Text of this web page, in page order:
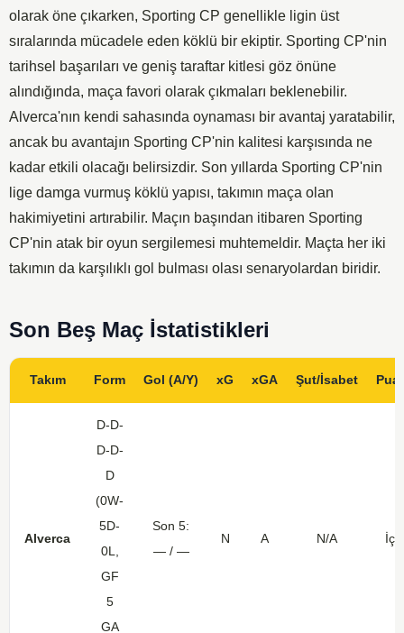
olarak öne çıkarken, Sporting CP genellikle ligin üst
sıralarında mücadele eden köklü bir ekiptir. Sporting CP'nin
tarihsel başarıları ve geniş taraftar kitlesi göz önüne
alındığında, maça favori olarak çıkmaları beklenebilir.
Alverca'nın kendi sahasında oynaması bir avantaj yaratabilir,
ancak bu avantajın Sporting CP'nin kalitesi karşısında ne
kadar etkili olacağı belirsizdir. Son yıllarda Sporting CP'nin
lige damga vurmuş köklü yapısı, takımın maça olan
hakimiyetini artırabilir. Maçın başından itibaren Sporting
CP'nin atak bir oyun sergilemesi muhtemeldir. Maçta her iki
takımın da karşılıklı gol bulması olası senaryolardan biridir.
Son Beş Maç İstatistikleri
Takım Form Gol (A/Y) xG xGA Şut/İsabet
Alverca
D-D-
D-D-
D
(0W-
5D-
0L,
GF
5
GA
Son 5:
— / —
N A N/A İç: